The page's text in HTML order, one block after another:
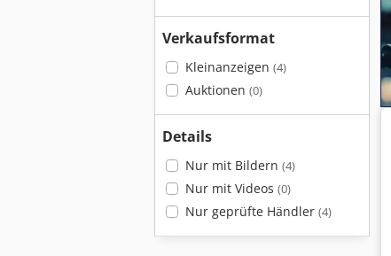
Verkaufsformat
Kleinanzeigen (4)
Auktionen (0)
Details
Nur mit Bildern (4)
Nur mit Videos (0)
Nur geprüfte Händler (4)